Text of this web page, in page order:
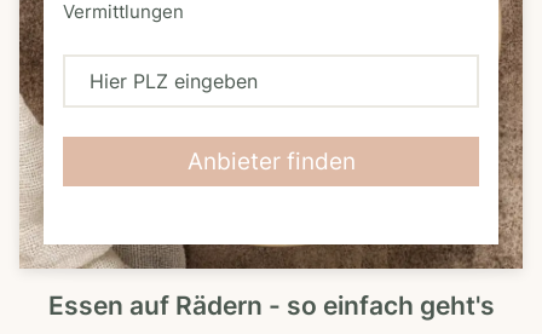
Vermittlungen
H
L
Z
Anbieter finden
Essen auf Rädern - so einfach geht's